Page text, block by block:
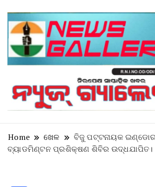
Home ଖେଳ
ବିଜୁ ପଟ୍ଟନାୟକ
ବ୍ୟାଡମିଣ୍ଟନ ପ୍ରଶିକ୍ଷଣ ଶିବିର ଉଦ୍ଧଯାପିତ।